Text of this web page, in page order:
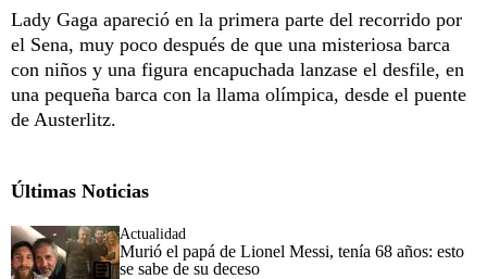
Lady Gaga apareció en la primera parte del recorrido por
el Sena, muy poco después de que una misteriosa barca
con niños y una figura encapuchada lanzase el desfile, en
una pequeña barca con la llama olímpica, desde el puente
de Austerlitz.
Últimas Noticias
Actualidad
Murió el papá de Lionel Messi, tenía 68 años: esto
se sabe de su deceso